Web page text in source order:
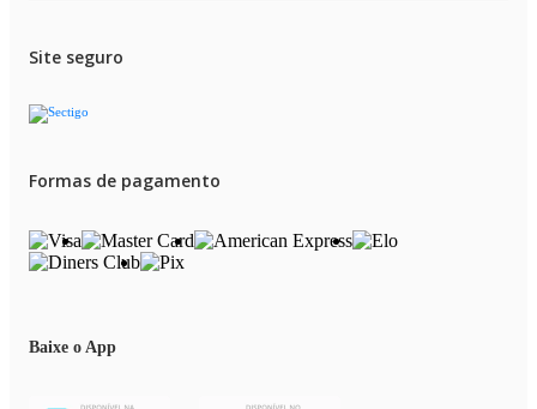
Site seguro
Formas de pagamento
Baixe o App